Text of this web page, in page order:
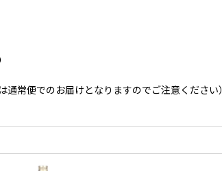
通常便でのお届けとなりますのでご注意ください）